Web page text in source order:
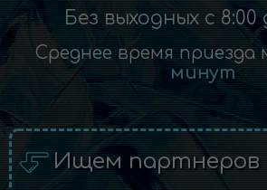
Без выходных с 8:00
Среднее время
минут
Ищем партнеров